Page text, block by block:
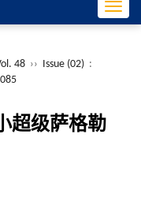
48 ›› Issue (02) :
超级萨格勒